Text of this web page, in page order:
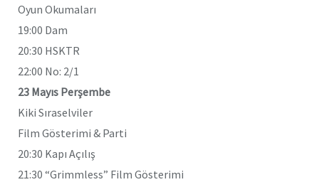
Oyun Okumaları
19:00 Dam
20:30 HSKTR
22:00 No: 2/1
23 Mayıs Perşembe
Kiki Sıraselviler
Film Gösterimi & Parti
20:30 Kapı Açılış
21:30 “Grimmless” Film Gösterimi